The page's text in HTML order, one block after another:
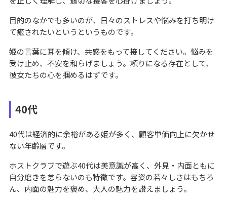
目的のなかでも多いのが、日々のストレスや悩みを打ち明け
て癒されたいというというものです。
姫の言葉に耳を傾け、共感をもって接してください。悩みを
受け止め、不安を和らげましょう。頼りになる存在として、
彼女たちの心を掴めるはずです。
40代
40代は経済的に余裕がある姫が多く、顧客単価向上に欠かせ
ない年齢層です。
ホストクラブで遊ぶ40代は美意識が高く、外見・内面ともに
自分磨きを怠らないのも特徴です。容姿の若々しさはもちろ
ん、内面の魅力を褒め、大人の魅力を讃えましょう。